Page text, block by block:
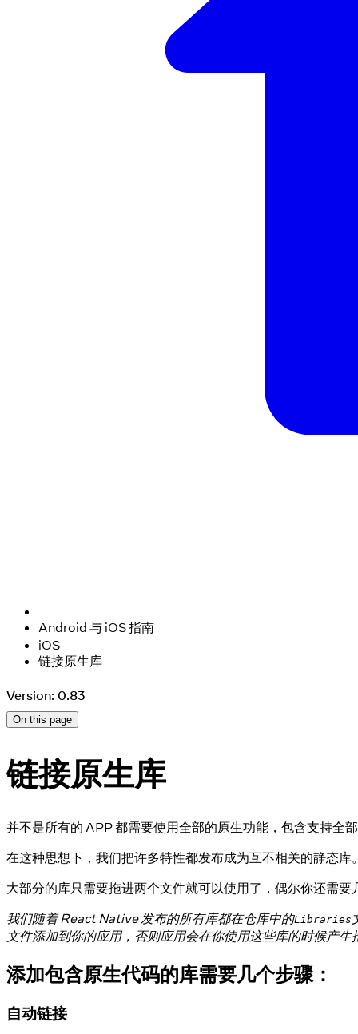
Android 与 iOS 指南
iOS
链接原生库
Version: 0.83
On this page
链接原生库
并不是所有的 APP 都需要使用全部的原生功能，包含支持全
在这种思想下，我们把许多特性都发布成为互不相关的静态库
大部分的库只需要拖进两个文件就可以使用了，偶尔你还需
我们随着 React Native 发布的所有库都在仓库中的Libraries
文件添加到你的应用，否则应用会在你使用这些库的时候产生
添加包含原生代码的库需要几个步骤：
自动链接